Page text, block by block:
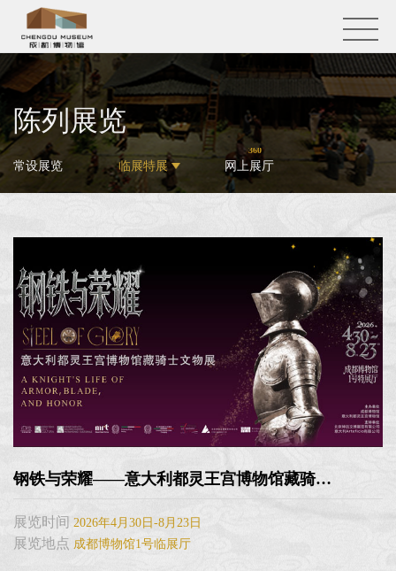
陈列展览
常设展览 临展特展 网上展厅
360
钢铁与荣耀——意大利都灵王宫博物馆藏骑士文物展
展览时间 2026年4月30日-8月23日
展览地点 成都博物馆1号临展厅